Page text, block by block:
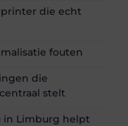
die echt
fouten
die
stelt
in Limburg helpt